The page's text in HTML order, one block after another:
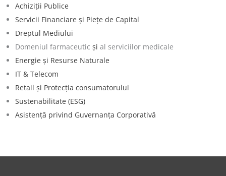
Achiziţii Publice
Servicii Financiare şi Pieţe de Capital
Dreptul Mediului
Domeniul farmaceutic şi al serviciilor medicale
Energie şi Resurse Naturale
IT & Telecom
Retail şi Protecţia consumatorului
Sustenabilitate (ESG)
Asistenţă privind Guvernanţa Corporativă